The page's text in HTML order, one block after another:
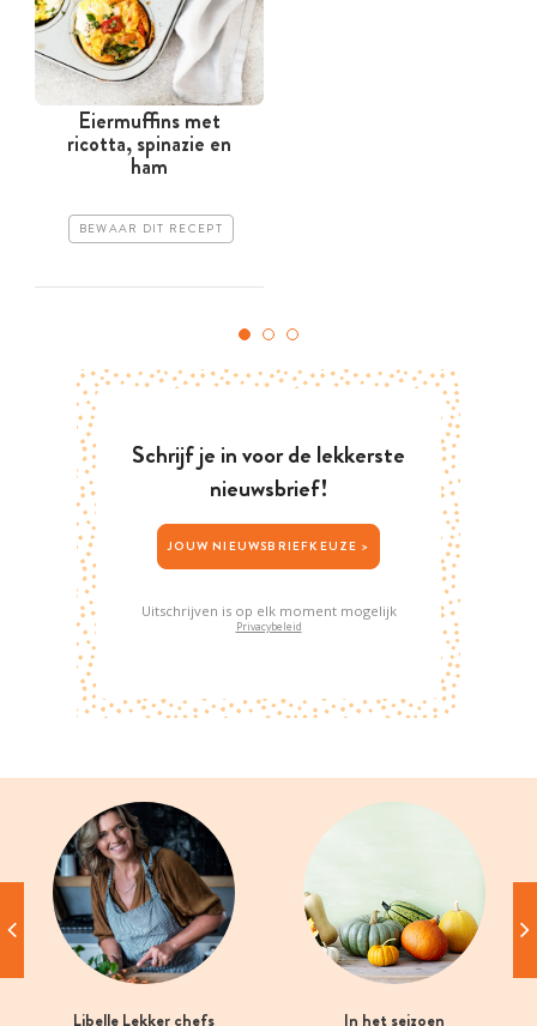
Eiermuffins met
ricotta, spinazie en
ham
BEWAAR DIT RECEPT
Schrijf je in voor de lekkerste
nieuwsbrief!
JOUW NIEUWSBRIEFKEUZE >
Uitschrijven is op elk moment mogelijk
Privacybeleid